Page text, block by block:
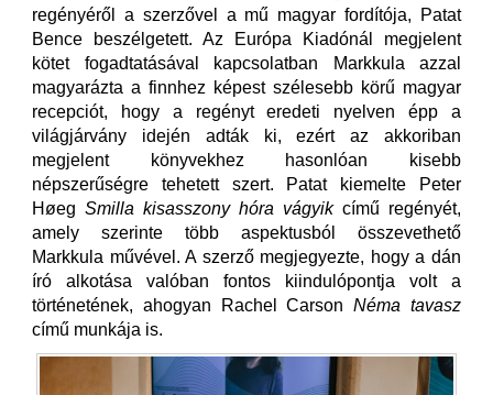
regényéről a szerzővel a mű magyar fordítója, Patat
Bence beszélgetett. Az Európa Kiadónál megjelent
kötet fogadtatásával kapcsolatban Markkula azzal
magyarázta a finnhez képest szélesebb körű magyar
recepciót, hogy a regényt eredeti nyelven épp a
világjárvány idején adták ki, ezért az akkoriban
megjelent könyvekhez hasonlóan kisebb
népszerűségre tehetett szert. Patat kiemelte Peter
Høeg Smilla kisasszony hóra vágyikcímű regényét,
amely szerinte több aspektusból összevethető
Markkula művével. A szerző megjegyezte, hogy a dán
író alkotása valóban fontos kiindulópontja volt a
történetének, ahogyan Rachel CarsonNéma tavasz
című munkája is.